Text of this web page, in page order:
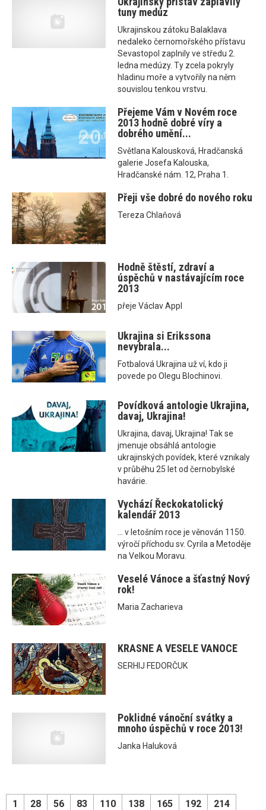
tuny medúz
Ukrajinskou zátoku Balaklava
nedaleko černomořského přístavu
Sevastopol zaplnily ve středu 2.
ledna medúzy. Ty zcela pokryly
hladinu moře a vytvořily na něm
souvislou tenkou vrstvu.
Přejeme Vám v Novém roce
2013 hodně dobré víry a
dobrého umění...
Světlana Kalousková, Hradčanská
galerie Josefa Kalouska,
Hradčanské nám. 12, Praha 1.
Přeji vše dobré do nového roku
Tereza Chlaňová
Hodně štěstí, zdraví a
úspěchů v nastávajícím roce
2013
přeje Václav Appl
Ukrajina si Erikssona
nevybrala...
Fotbalová Ukrajina už ví, kdo ji
povede po Olegu Blochinovi.
Povídková antologie Ukrajina,
davaj, Ukrajina!
Ukrajina, davaj, Ukrajina! Tak se
jmenuje obsáhlá antologie
ukrajinských povídek, které vznikaly
v průběhu 25 let od černobylské
havárie.
Vychází Řeckokatolický
kalendář 2013
... v letošním roce je věnován 1150.
výročí příchodu sv. Cyrila a Metoděje
na Velkou Moravu.
Veselé Vánoce a šťastný Nový
rok!
Maria Zacharieva
KRASNE A VESELE VANOCE
SERHIJ FEDORČUK
Poklidné vánoční svátky a
mnoho úspěchů v roce 2013!
Janka Haluková
1 28 56 83 110 138 165 192
214